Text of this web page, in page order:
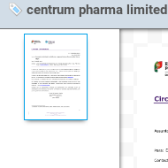
centrum pharma limited